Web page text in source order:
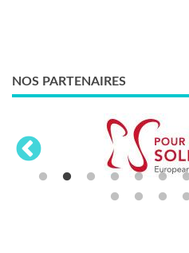
NOS PARTENAIRES